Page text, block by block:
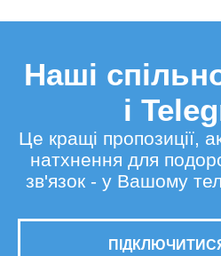
Наші
і
Це кращі пропозиції,
натхнення для
зв'язок - у Вашому